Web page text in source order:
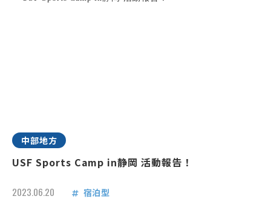
中部地方
USF Sports Camp in静岡 活動報告！
2023.06.20 宿泊型